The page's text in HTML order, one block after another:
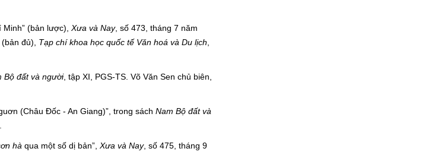
(bản lược), Xưa và Nay, số 473, tháng 7 năm
đủ), Tạp chí khoa học quốc tế Văn hoá và Du lịch
Bộ đất và người, tập XI, PGS-TS. Võ Văn Sen chủ biên,
(Châu Đốc - An Giang)”, trong sách Nam Bộ đất và
hà qua một số dị bản”, Xưa và Nay, số 475, tháng 9